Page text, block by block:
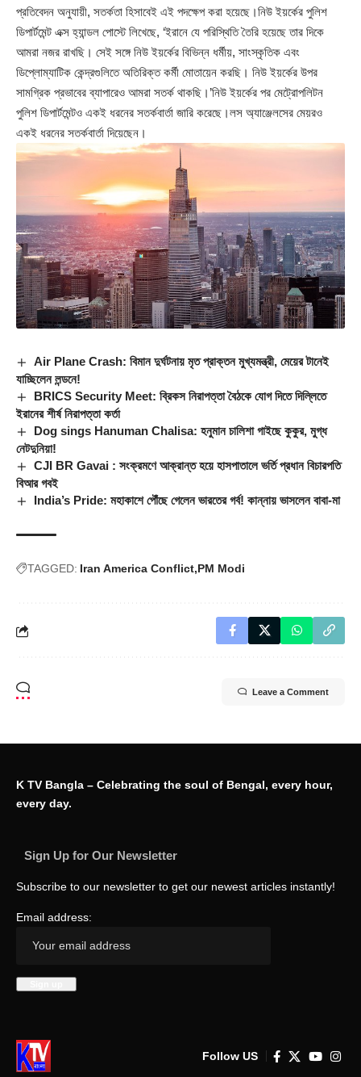
প্রতিবেদন অনুযায়ী, সতর্কতা হিসাবেই এই পদক্ষেপ করা হয়েছে।নিউ ইয়র্কের পুলিশ
ডিপার্টমেন্ট এক্স হ্যান্ডল পোস্টে লিখেছে, ‘ইরানে যে পরিস্থিতি তৈরি হয়েছে তার দিকে
আমরা নজর রাখছি। সেই সঙ্গে নিউ ইয়র্কের বিভিন্ন ধর্মীয়, সাংস্কৃতিক এবং
ডিপ্লোম্যাটিক কেন্দ্রগুলিতে অতিরিক্ত কর্মী মোতায়েন করছি। নিউ ইয়র্কের উপর
সামগ্রিক প্রভাবের ব্যাপারেও আমরা সতর্ক থাকছি।’নিউ ইয়র্কের পর মেট্রোপলিটন
পুলিশ ডিপার্টমেন্টও একই ধরনের সতর্কবার্তা জারি করেছে।লস অ্যাঞ্জেলসের মেয়রও
একই ধরনের সতর্কবার্তা দিয়েছেন।
Air Plane Crash: বিমান দুর্ঘটনায় মৃত প্রাক্তন মুখ্যমন্ত্রী, মেয়ের টানেই
যাচ্ছিলেন লন্ডনে!
BRICS Security Meet: ব্রিকস নিরাপত্তা বৈঠকে যোগ দিতে দিল্লিতে
ইরানের শীর্ষ নিরাপত্তা কর্তা
Dog sings Hanuman Chalisa: হনুমান চালিশা গাইছে কুকুর, মুগ্ধ
নেটদুনিয়া!
CJI BR Gavai : সংক্রমণে আক্রান্ত হয়ে হাসপাতালে ভর্তি প্রধান বিচারপতি
বিআর গবই
India’s Pride: মহাকাশে পৌঁছে গেলেন ভারতের গর্ব! কান্নায় ভাসলেন বাবা-মা
TAGGED: Iran America Conflict PM Modi
Leave a Comment
K TV Bangla – Celebrating the soul of Bengal, every hour,
every day.
Sign Up for Our Newsletter
Subscribe to our newsletter to get our newest articles instantly!
Email address:
Follow US